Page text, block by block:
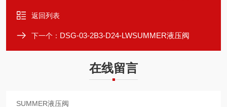
返回列表
下一个： DSG-03-2B3-D24-LWSUMMER液压阀
在线留言